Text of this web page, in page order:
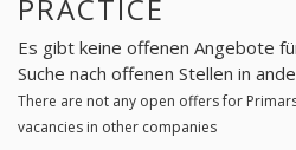
PRACTICE
Es gibt keine offenen Angebote
Suche nach offenen Stellen in
There are not any open offers for
vacancies in other companies